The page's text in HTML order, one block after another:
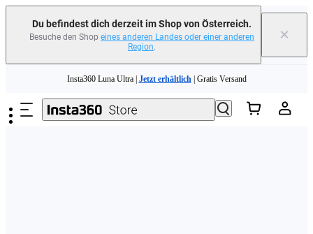
Du befindest dich derzeit im Shop von Österreich.
Besuche den Shop eines anderen Landes oder einer anderen
Region.
×
Need shopping help? |
Insta360 Luna Ultra | Jetzt erhältlich| Gratis Versand